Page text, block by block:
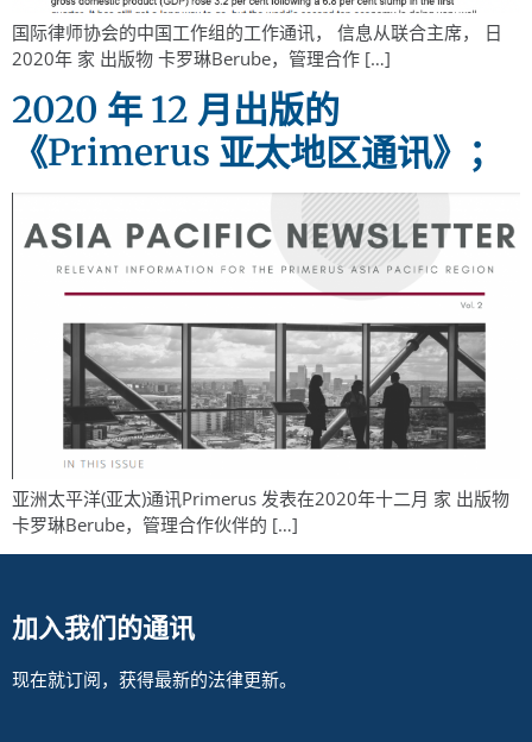
国际律师协会的中国工作组的工作通讯， 信息从联合主席， 日
2020年 家 出版物 卡罗琳Berube，管理合作 […]
2020 年 12 月出版的
《Primerus 亚太地区通讯》；
亚洲太平洋(亚太)通讯Primerus 发表在2020年十二月 家 出版物
卡罗琳Berube，管理合作伙伴的 […]
加入我们的通讯
现在就订阅，获得最新的法律更新。